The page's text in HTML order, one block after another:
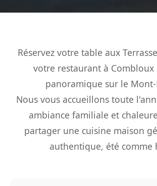
Réservez votre table aux
votre restaurant à Combloux
panoramique sur le Mont-
Nous vous accueillons toute
ambiance familiale et
partager une cuisine maison
authentique, été comme